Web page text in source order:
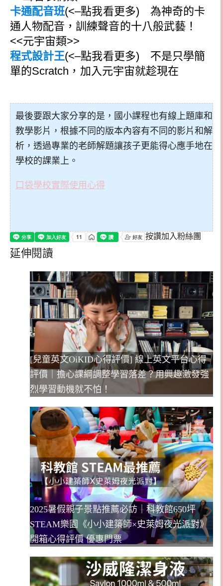
卡通配音班(<–點我看更多) 為神奇的卡
通人物配音，訓練聲音的十八般武藝！
<<元宇宙類>>
程式設計王(<–點我看更多) 不是只學簡
單的Scratch，加入元宇宙就趁現在
最後要跟大家分享的是，國小課程也有線上題庫和
教學影片，根據不同的版本內容有不同的影片和解
析，透過專業的老師解題讓孩子更能得心應手地在
學校的課業上。
口袋學校實際使用心得
按讚加入粉絲團
延伸閱讀
[兒童英文OiKID心得評價] 線上英文平台心得
評價｜擔心課綱調整學習落差？用興趣激發強
烈學習動機就不怕！
2025暑假親子景點推薦必訪｜科教館650坪
STEAM樂園《小小建築師×史萊姆夜光派對》
開箱心得評價 優惠門票